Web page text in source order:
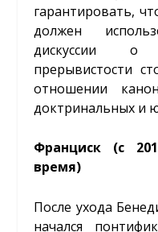
гарантировать,
должен
дискуссии о
прерывистости
отношении
доктринальных и
Франциск (с
время)
После ухода
начался